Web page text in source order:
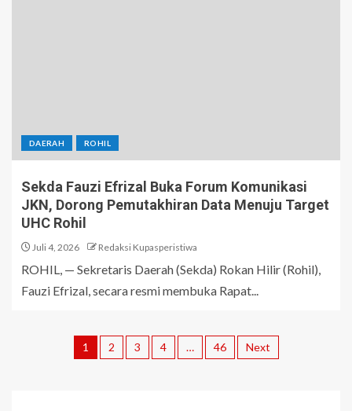
DAERAH ROHIL
Sekda Fauzi Efrizal Buka Forum Komunikasi
JKN, Dorong Pemutakhiran Data Menuju Target
UHC Rohil
Juli 4, 2026 Redaksi Kupasperistiwa
ROHIL, — Sekretaris Daerah (Sekda) Rokan Hilir (Rohil),
Fauzi Efrizal, secara resmi membuka Rapat...
1 2 3 4 … 46 Next